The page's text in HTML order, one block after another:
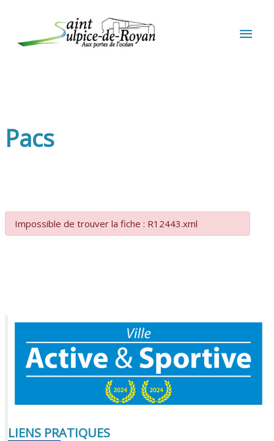
Pacs
Impossible de trouver la fiche : R12443.xml
LIENS PRATIQUES